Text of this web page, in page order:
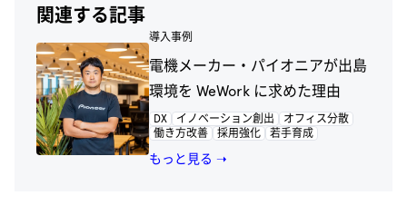
関連する記事
導入事例
電機メーカー・パイオニアが出島
環境を WeWork に求めた理由
DX イノベーション創出
オフィス分散
働き方改善
採用強化 若手育成
もっと見る ➝